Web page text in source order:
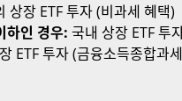
상장 ETF 투자 (비과세 혜택)
하인 경우: 국내 상장 ETF 투
ETF 투자 (금융소득종합과